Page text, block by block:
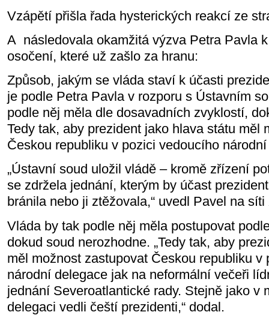
Vzápětí přišla řada hysterických reakcí ze
A následovala okamžitá výzva Petra Pavla
osočení, které už zašlo za hranu:
Způsob, jakým se vláda staví k účasti
je podle Petra Pavla v rozporu s Ústavním
podle něj měla dle dosavadních zvyklostí,
Tedy tak, aby prezident jako hlava státu měl
Českou republiku v pozici vedoucího
„Ústavní soud uložil vládě – kromě zřízení
se zdržela jednání, kterým by účast
bránila nebo ji ztěžovala,“ uvedl Pavel na síti
Vláda by tak podle něj měla postupovat
dokud soud nerozhodne. „Tedy tak, aby
měl možnost zastupovat Českou republiku v
národní delegace jak na neformální večeři
jednání Severoatlantické rady. Stejně jako v
delegaci vedli čeští prezidenti,“ dodal.